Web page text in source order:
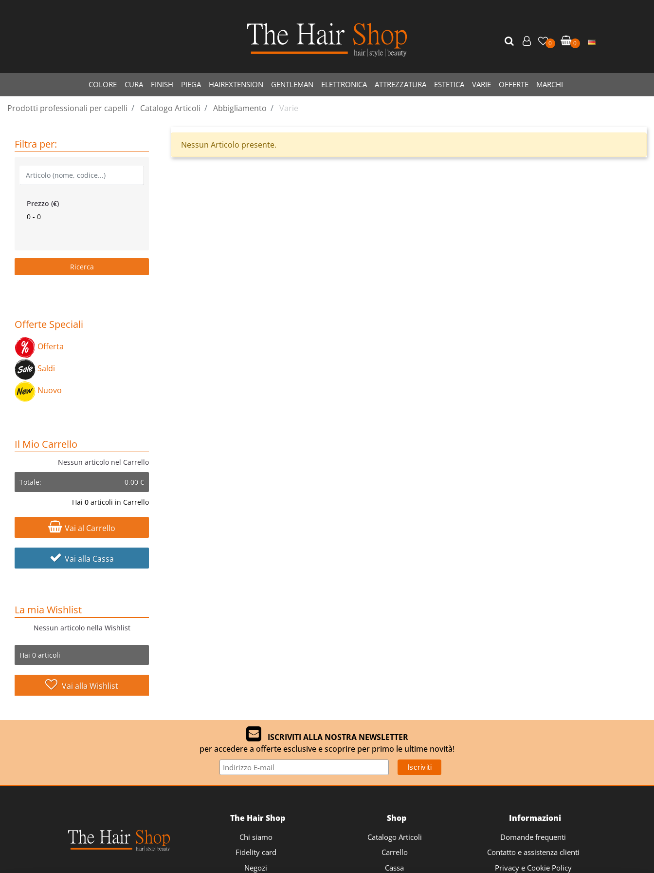
COLORE CURA FINISH PIEGA HAIREXTENSION GENTLEMAN ELETTRONICA ATTREZZATURA ESTETICA VARIE OFFERTE MARCHI
0 0
Prodotti professionali per capelli Catalogo Articoli Abbigliamento Varie
Filtra per:
Prezzo (€)
0 - 0
Offerte Speciali
Offerta
Saldi
Nuovo
Il Mio Carrello
Nessun articolo nel Carrello
Hai 0 articoli in Carrello
Totale: 0,00 €
Vai al Carrello
Vai alla Cassa
La mia Wishlist
Nessun articolo nella Wishlist
Hai 0 articoli
Vai alla Wishlist
Nessun Articolo presente.
ISCRIVITI ALLA NOSTRA NEWSLETTER
per accedere a offerte esclusive e scoprire per primo le ultime novità!
The Hair Shop
Chi siamo
Fidelity card
Negozi
Shop
Catalogo Articoli
Carrello
Cassa
Informazioni
Domande frequenti
Contatto e assistenza clienti
Privacy e Cookie Policy